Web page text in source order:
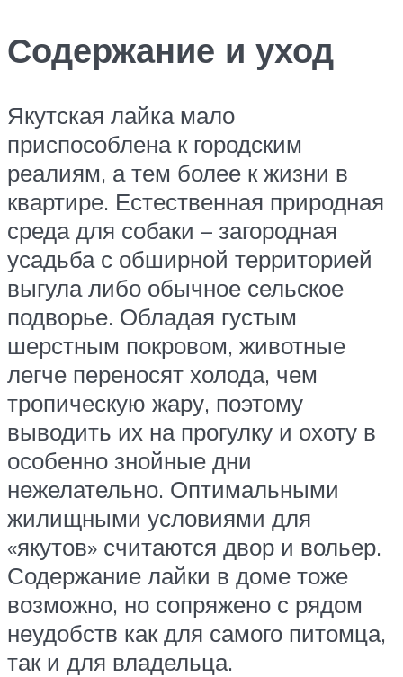
Содержание и уход
Якутская лайка мало
приспособлена к городским
реалиям, а тем более к жизни в
квартире. Естественная природная
среда для собаки – загородная
усадьба с обширной территорией
выгула либо обычное сельское
подворье. Обладая густым
шерстным покровом, животные
легче переносят холода, чем
тропическую жару, поэтому
выводить их на прогулку и охоту в
особенно знойные дни
нежелательно. Оптимальными
жилищными условиями для
«якутов» считаются двор и вольер.
Содержание лайки в доме тоже
возможно, но сопряжено с рядом
неудобств как для самого питомца,
так и для владельца.